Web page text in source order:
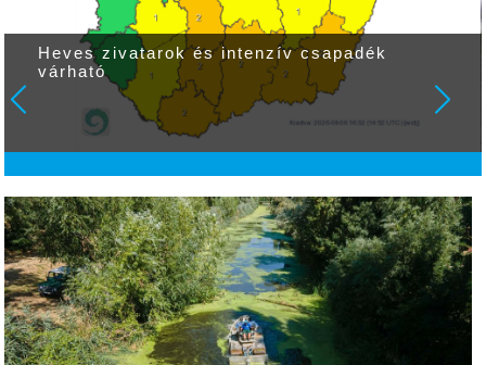
Heves zivatarok és intenzív csapadék
várható